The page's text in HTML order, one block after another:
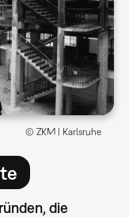
die
© ZKM | Karlsruhe